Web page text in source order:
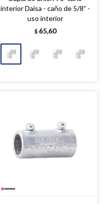
interior Daisa - caño de 5/8” -
uso interior
$ 65,60